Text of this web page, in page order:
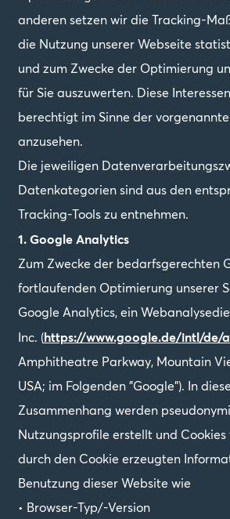
anderen setzen wir die Tracking-
die Nutzung unserer Webseite
und zum Zwecke der Optimierung
für Sie auszuwerten. Diese
berechtigt im Sinne der
anzusehen.
Die jeweiligen
Datenkategorien sind aus den
Tracking-Tools zu entnehmen.
1. Google Analytics
Zum Zwecke der bedarfsgerechten
fortlaufenden Optimierung unserer
Google Analytics, ein
Inc. (https://www.google.de/intl/de/
Amphitheatre Parkway, Mountain
USA; im Folgenden "Google"). In
Zusammenhang werden
Nutzungsprofile erstellt und
durch den Cookie erzeugten
Benutzung dieser Website wie
• Browser-Typ/-Version